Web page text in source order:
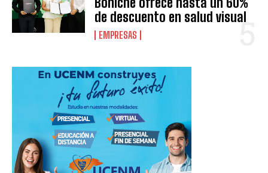
de descuento en salud visual
EMPRESAS